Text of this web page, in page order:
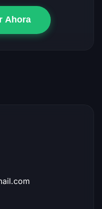
Ahora